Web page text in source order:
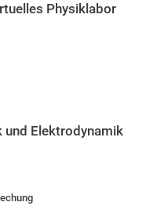
Physiklabor
und Elektrodynamik